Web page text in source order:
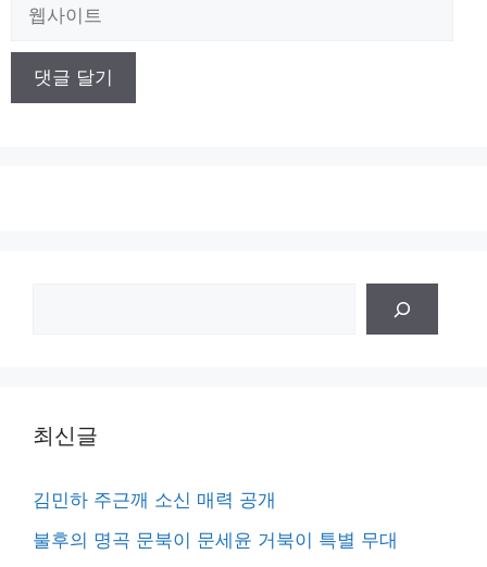
최신글
김민하 주근깨 소신 매력 공개
불후의 명곡 문북이 문세윤 거북이 특별 무대